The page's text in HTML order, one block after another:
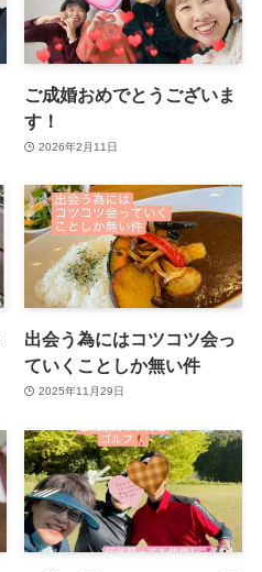
ご成婚おめでとうございま
す！
2026年2月11日
出会う為にはコツコツ会っ
ていくことしか無い件
2025年11月29日